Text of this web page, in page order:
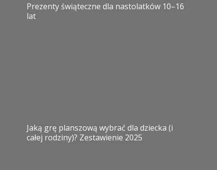
Prezenty świąteczne dla nastolatków 10–16
lat
Jaką grę planszową wybrać dla dziecka (i
całej rodziny)? Zestawienie 2025